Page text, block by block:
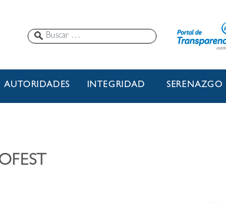
AUTORIDADES INTEGRIDAD SERENAZGO